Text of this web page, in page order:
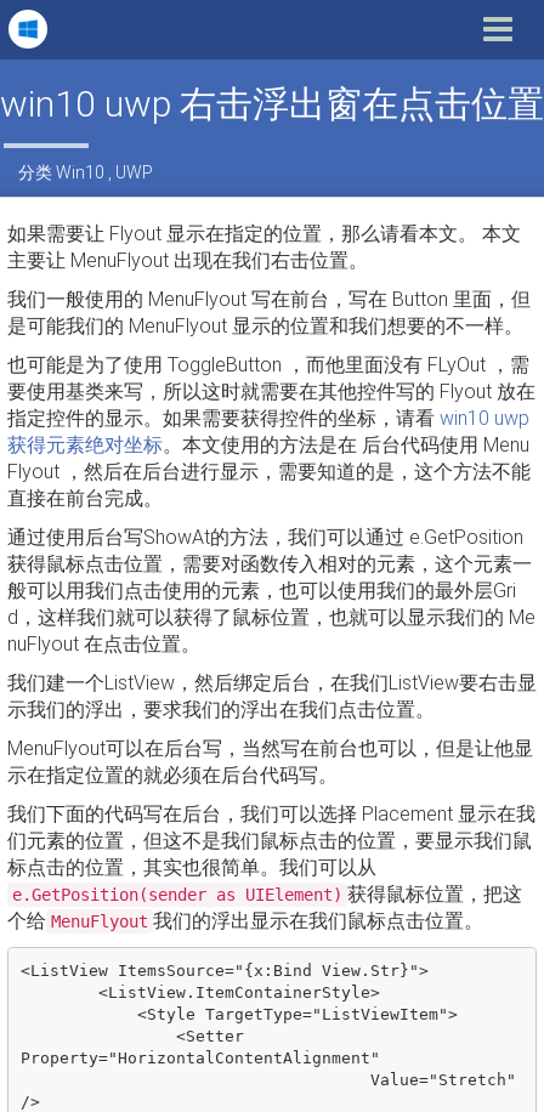
Toggle
win10 uwp 右击浮出窗在点击位置
分类Win10 UWP
如果需要让 Flyout 显示在指定的位置，那么请看本文。 本文
主要让 MenuFlyout 出现在我们右击位置。
我们一般使用的 MenuFlyout 写在前台，写在 Button 里面，但
是可能我们的 MenuFlyout 显示的位置和我们想要的不一样。
也可能是为了使用 ToggleButton ，而他里面没有 FLyOut ，需
要使用基类来写，所以这时就需要在其他控件写的 Flyout 放在
指定控件的显示。如果需要获得控件的坐标，请看 win10 uwp
获得元素绝对坐标。本文使用的方法是在 后台代码使用 Menu
Flyout ，然后在后台进行显示，需要知道的是，这个方法不能
直接在前台完成。
通过使用后台写ShowAt的方法，我们可以通过 e.GetPosition
获得鼠标点击位置，需要对函数传入相对的元素，这个元素一
般可以用我们点击使用的元素，也可以使用我们的最外层Gri
d，这样我们就可以获得了鼠标位置，也就可以显示我们的 Me
nuFlyout 在点击位置。
我们建一个ListView，然后绑定后台，在我们ListView要右击显
示我们的浮出，要求我们的浮出在我们点击位置。
MenuFlyout可以在后台写，当然写在前台也可以，但是让他显
示在指定位置的就必须在后台代码写。
我们下面的代码写在后台，我们可以选择 Placement 显示在我
们元素的位置，但这不是我们鼠标点击的位置，要显示我们鼠
标点击的位置，其实也很简单。我们可以从
e.GetPosition(sender as UIElement) 获得鼠标位置，把这
个给 MenuFlyout 我们的浮出显示在我们鼠标点击位置。
<ListView ItemsSource="{x:Bind View.Str}">
Property="HorizontalContentAlignment"
/>